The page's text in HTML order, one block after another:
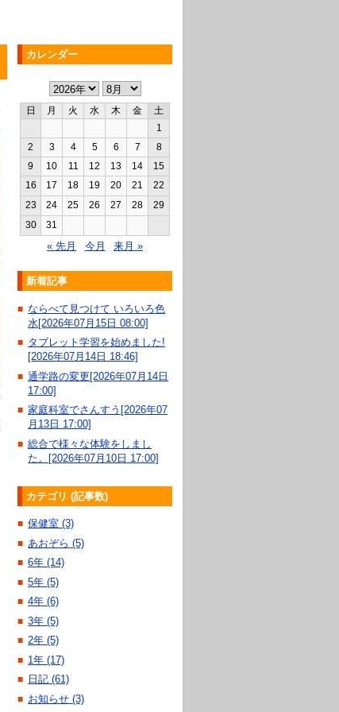
カレンダー
日 月 火 水 木 金
土
1
2
3 4 5 6 7
8
9
10 11 12 13 14
15
16
17 18 19 20 21
22
23
24 25 26 27 28
29
30
31
« 先月 今月 来月 »
新着記事
■ ならべて見つけて いろいろ色
水[2026年07月15日 08:00]
■ タブレット学習を始めました!
[2026年07月14日 18:46]
■ 通学路の変更[2026年07月14日
17:00]
■ 家庭科室でさんすう[2026年07
月13日 17:00]
■ 総合で様々な体験をしまし
た。[2026年07月10日 17:00]
カテゴリ (記事数)
■ 保健室 (3)
■ あおぞら (5)
■ 6年 (14)
■ 5年 (5)
■ 4年 (6)
■ 3年 (5)
■ 2年 (5)
■ 1年 (17)
■ 日記 (61)
■ お知らせ (3)